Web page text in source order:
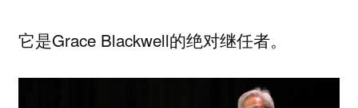
它是Grace Blackwell的绝对继任者。